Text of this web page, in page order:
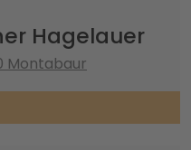
Hagelauer
Montabaur